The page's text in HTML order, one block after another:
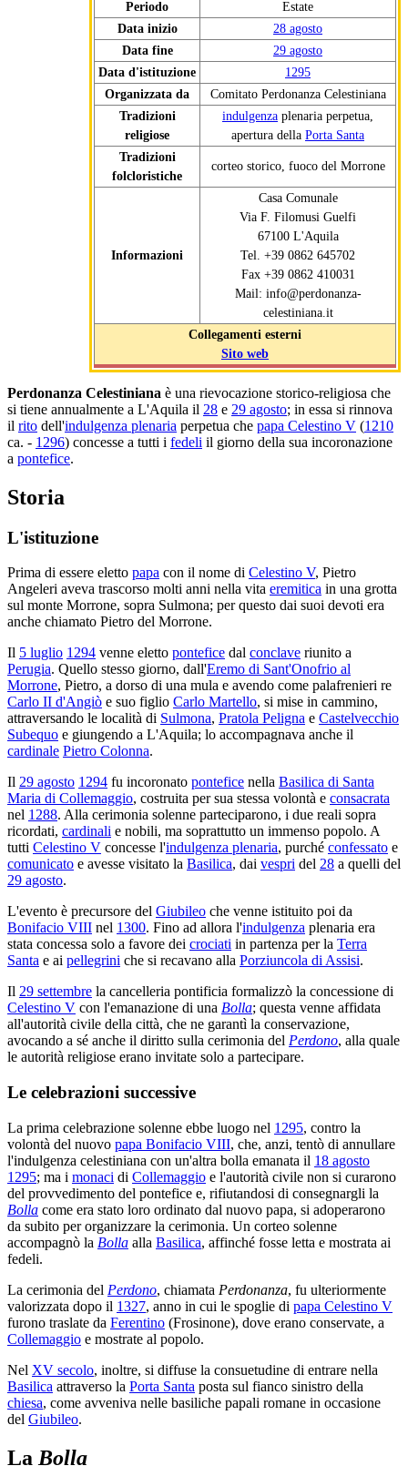
Periodo
Estate
Data inizio
28 agosto
Data fine
29 agosto
Data d'istituzione
1295
Organizzata da
Comitato Perdonanza Celestiniana
Tradizioni
religiose
indulgenza plenaria perpetua,
apertura della Porta Santa
Tradizioni
folcloristiche
corteo storico, fuoco del Morrone
Informazioni
Casa Comunale
Via F. Filomusi Guelfi
67100 L'Aquila
Tel. +39 0862 645702
Fax +39 0862 410031
Mail: info@perdonanza-
celestiniana.it
Collegamenti esterni
Sito web
Perdonanza Celestiniana è una rievocazione storico-religiosa che
si tiene annualmente a L'Aquila il 28 e 29 agosto; in essa si rinnova
il rito dell'indulgenza plenaria perpetua che papa Celestino V (1210
ca. - 1296) concesse a tutti i fedeli il giorno della sua incoronazione
a pontefice.
Storia
L'istituzione
Prima di essere eletto papa con il nome di Celestino V, Pietro
Angeleri aveva trascorso molti anni nella vita eremitica in una grotta
sul monte Morrone, sopra Sulmona; per questo dai suoi devoti era
anche chiamato Pietro del Morrone.
Il 5 luglio 1294 venne eletto pontefice dal conclave riunito a
Perugia. Quello stesso giorno, dall'Eremo di Sant'Onofrio al
Morrone, Pietro, a dorso di una mula e avendo come palafrenieri re
Carlo II d'Angiò e suo figlio Carlo Martello, si mise in cammino,
attraversando le località di Sulmona, Pratola Peligna e Castelvecchio
Subequo e giungendo a L'Aquila; lo accompagnava anche il
cardinale Pietro Colonna.
Il 29 agosto 1294 fu incoronato pontefice nella Basilica di Santa
Maria di Collemaggio, costruita per sua stessa volontà e consacrata
nel 1288. Alla cerimonia solenne parteciparono, i due reali sopra
ricordati, cardinali e nobili, ma soprattutto un immenso popolo. A
tutti Celestino V concesse l'indulgenza plenaria, purché confessato e
comunicato e avesse visitato la Basilica, dai vespri del 28 a quelli del
29 agosto.
L'evento è precursore del Giubileo che venne istituito poi da
Bonifacio VIII nel 1300. Fino ad allora l'indulgenza plenaria era
stata concessa solo a favore dei crociati in partenza per la Terra
Santa e ai pellegrini che si recavano alla Porziuncola di Assisi.
Il 29 settembre la cancelleria pontificia formalizzò la concessione di
Celestino V con l'emanazione di una Bolla; questa venne affidata
all'autorità civile della città, che ne garantì la conservazione,
avocando a sé anche il diritto sulla cerimonia del Perdono, alla quale
le autorità religiose erano invitate solo a partecipare.
Le celebrazioni successive
La prima celebrazione solenne ebbe luogo nel 1295, contro la
volontà del nuovo papa Bonifacio VIII, che, anzi, tentò di annullare
l'indulgenza celestiniana con un'altra bolla emanata il 18 agosto
1295; ma i monaci di Collemaggio e l'autorità civile non si curarono
del provvedimento del pontefice e, rifiutandosi di consegnargli la
Bolla come era stato loro ordinato dal nuovo papa, si adoperarono
da subito per organizzare la cerimonia. Un corteo solenne
accompagnò la Bolla alla Basilica, affinché fosse letta e mostrata ai
fedeli.
La cerimonia del Perdono, chiamata Perdonanza, fu ulteriormente
valorizzata dopo il 1327, anno in cui le spoglie di papa Celestino V
furono traslate da Ferentino (Frosinone), dove erano conservate, a
Collemaggio e mostrate al popolo.
Nel XV secolo, inoltre, si diffuse la consuetudine di entrare nella
Basilica attraverso la Porta Santa posta sul fianco sinistro della
chiesa, come avveniva nelle basiliche papali romane in occasione
del Giubileo.
La Bolla